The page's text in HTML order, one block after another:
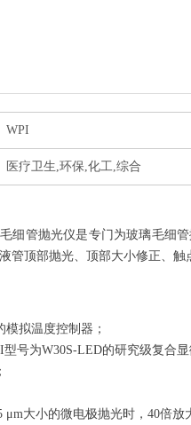
WPI
医疗卫生,环保,化工,综合
管抛光仪是专门为玻璃毛细管
管顶部抛光、顶部大小修正、触
拟温度控制器；
号为W30S-LED的研究级复合显
μm大小的微电极抛光时，40倍